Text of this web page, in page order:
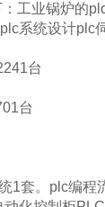
工业锅炉的
系统设计plc
台
台
1套。plc编程